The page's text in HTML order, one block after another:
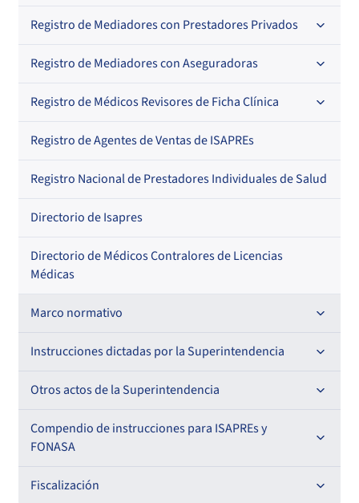
Por N° de registro
Regional
Por orden alfabético
Por N° de registro
Registro de Mediadores con Prestadores Privados
Por orden alfabético
Por N° de registro
Por profesión
Regional
Registro de Mediadores con Aseguradoras
Regional
Por orden alfabético
Por profesión
Registro de Médicos Revisores de Ficha Clínica
Regional
Por orden alfabético
Por especialidad
Registro de Agentes de Ventas de ISAPREs
Registro Nacional de Prestadores Individuales de Salud
Directorio de Isapres
Directorio de Médicos Contralores de Licencias
Médicas
Marco normativo
Leyes
Decretos con Fuerza de Ley
Decretos
Instrucciones dictadas por la Superintendencia
Para ISAPREs y FONASA
Circulares
Para Prestadores Institucionales
Otros actos de la Superintendencia
Antecedentes preparatorios de normas que afecten a
EMT Ley N° 20.416
Comisión Evaluadora de Licitaciones Públicas
Compendio de instrucciones para ISAPREs y
FONASA
Compendio Beneficios
Fiscalización